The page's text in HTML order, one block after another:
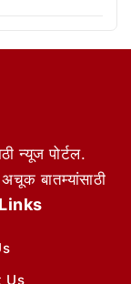
न्यूज पोर्टल.
बातम्यांसाठी
Us